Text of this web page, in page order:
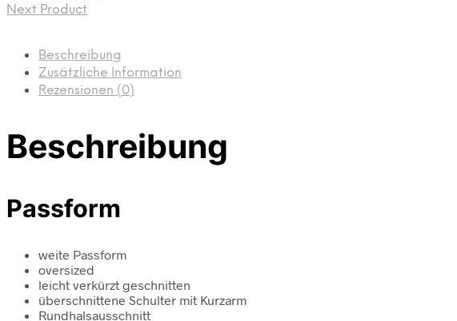
Next Product
Beschreibung
Zusätzliche Information
Rezensionen (0)
Beschreibung
Passform
weite Passform
oversized
leicht verkürzt geschnitten
überschnittene Schulter mit Kurzarm
Rundhalsausschnitt